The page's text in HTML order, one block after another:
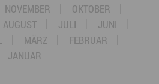
NOVEMBER
OKTOBER
AUGUST JULI
JUNI
MÄRZ
FEBRUAR
JANUAR